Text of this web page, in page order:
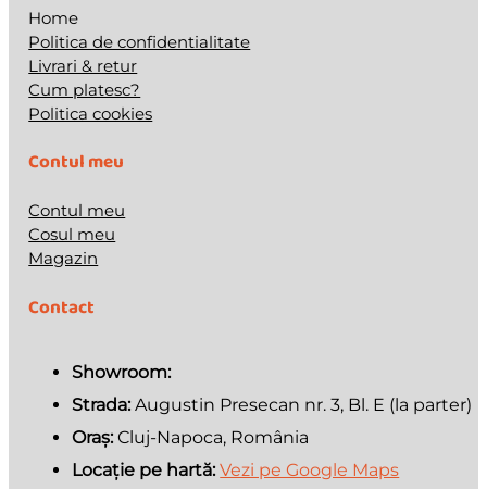
Home
Politica de confidentialitate
Livrari & retur
Cum platesc?
Politica cookies
Contul meu
Contul meu
Cosul meu
Magazin
Contact
Showroom:
Strada: Augustin Presecan nr. 3, Bl. E (la parter)
Oraș: Cluj-Napoca, România
Locație pe hartă: Vezi pe Google Maps